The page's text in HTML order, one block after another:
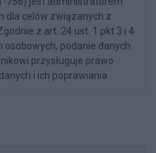
dla celów związanych z
z art. 24 ust. 1 pkt 3 i 4
osobowych, podanie danych
przysługuje prawo
i ich poprawiania.